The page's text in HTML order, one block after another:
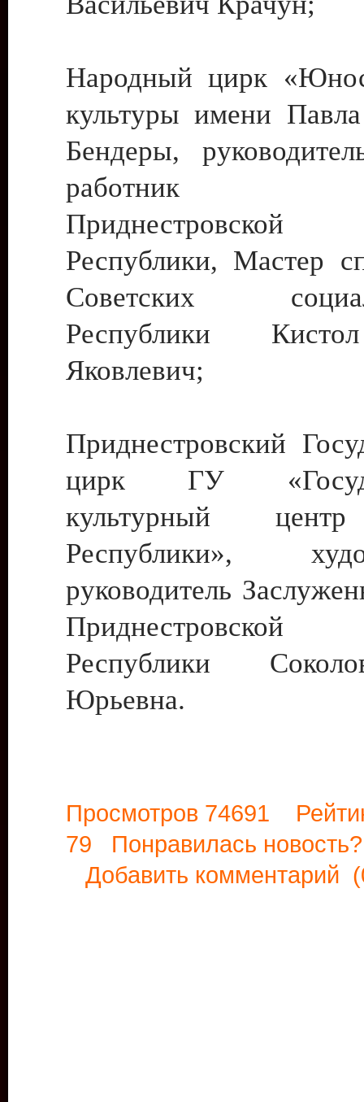
Народный цирк
культуры имени
Бендеры,
работник
Приднестровской
Республики, Мастер
Советских
Республики
Яковлевич;
Приднестровский
цирк ГУ
культурный
Республики»,
руководитель
Приднестровской
Республики
Юрьевна.
Просмотров 74691
79 Понравилась
Добавить комментарий